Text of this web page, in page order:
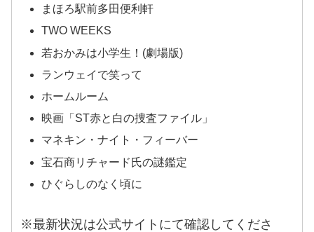
まほろ駅前多田便利軒
TWO WEEKS
若おかみは小学生！(劇場版)
ランウェイで笑って
ホームルーム
映画「ST赤と白の捜査ファイル」
マネキン・ナイト・フィーバー
宝石商リチャード氏の謎鑑定
ひぐらしのなく頃に
※最新状況は公式サイトにて確認してくださ